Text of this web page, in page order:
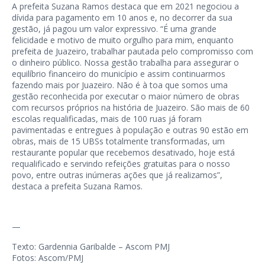
A prefeita Suzana Ramos destaca que em 2021 negociou a
dívida para pagamento em 10 anos e, no decorrer da sua
gestão, já pagou um valor expressivo. “É uma grande
felicidade e motivo de muito orgulho para mim, enquanto
prefeita de Juazeiro, trabalhar pautada pelo compromisso com
o dinheiro público. Nossa gestão trabalha para assegurar o
equilíbrio financeiro do município e assim continuarmos
fazendo mais por Juazeiro. Não é à toa que somos uma
gestão reconhecida por executar o maior número de obras
com recursos próprios na história de Juazeiro. São mais de 60
escolas requalificadas, mais de 100 ruas já foram
pavimentadas e entregues à população e outras 90 estão em
obras, mais de 15 UBSs totalmente transformadas, um
restaurante popular que recebemos desativado, hoje está
requalificado e servindo refeições gratuitas para o nosso
povo, entre outras inúmeras ações que já realizamos”,
destaca a prefeita Suzana Ramos.
—
Texto: Gardennia Garibalde – Ascom PMJ
Fotos: Ascom/PMJ